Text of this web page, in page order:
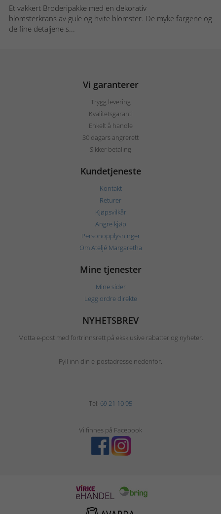
Et vakkert Broderipakke med en dekorativ
blomsterkrans av gule og hvite blomster. De myke fargene og
de fine detaljene s...
Vi garanterer
Trygg levering
Kvalitetsgaranti
Enkelt å handle
30 dagars angrerett
Sikker betaling
Kundetjeneste
Kontakt
Returer
Kjøpsvilkår
Angre kjøp
Personopplysninger
Om Ateljé Margaretha
Mine tjenester
Mine sider
Legg ordre direkte
NYHETSBREV
Motta e-post med fortrinnsrett på eksklusive rabatter og nyheter.
Fyll inn din e-postadresse nedenfor.
Tel: 69 21 10 95
Vi finnes på Facebook